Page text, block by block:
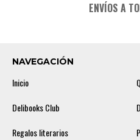
ENVÍOS A
NAVEGACIÓN
Inicio
Delibooks Club
Regalos literarios